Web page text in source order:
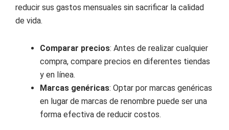
reducir sus gastos mensuales sin sacrificar la calidad
de vida.
Comparar precios: Antes de realizar cualquier
compra, compare precios en diferentes tiendas
y en línea.
Marcas genéricas: Optar por marcas genéricas
en lugar de marcas de renombre puede ser una
forma efectiva de reducir costos.